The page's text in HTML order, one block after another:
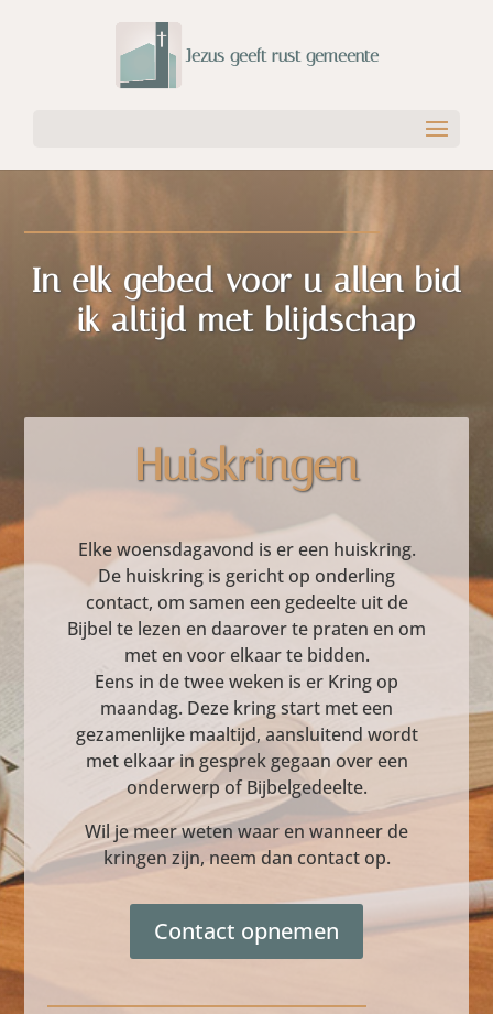
In elk gebed voor u allen bid
ik altijd met blijdschap
Huiskringen
Elke woensdagavond is er een huiskring.
De huiskring is gericht op onderling
contact, om samen een gedeelte uit de
Bijbel te lezen en daarover te praten en om
met en voor elkaar te bidden.
Eens in de twee weken is er Kring op
maandag. Deze kring start met een
gezamenlijke maaltijd, aansluitend wordt
met elkaar in gesprek gegaan over een
onderwerp of Bijbelgedeelte.
Wil je meer weten waar en wanneer de
kringen zijn, neem dan contact op.
Contact opnemen